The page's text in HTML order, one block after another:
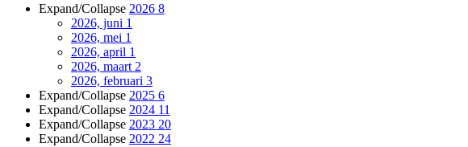
Expand/Collapse 2026 8
2026, juni 1
2026, mei 1
2026, april 1
2026, maart 2
2026, februari 3
Expand/Collapse 2025 6
Expand/Collapse 2024 11
Expand/Collapse 2023 20
Expand/Collapse 2022 24